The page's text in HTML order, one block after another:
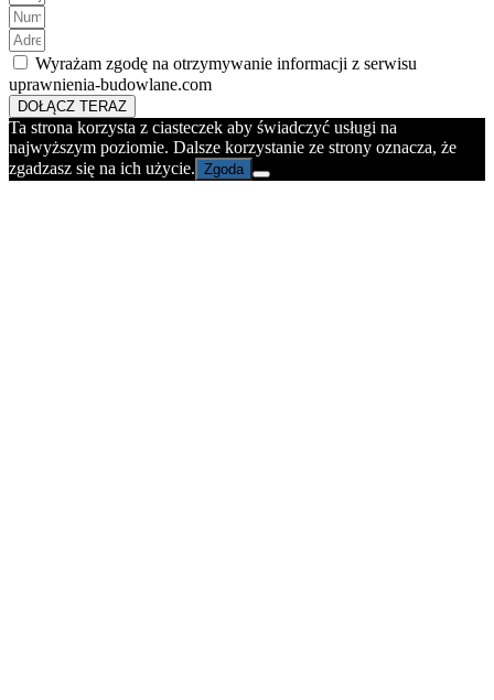
Wyrażam zgodę na otrzymywanie informacji z serwisu
uprawnienia-budowlane.com
DOŁĄCZ TERAZ
Ta strona korzysta z ciasteczek aby świadczyć usługi na
najwyższym poziomie. Dalsze korzystanie ze strony oznacza, że
zgadzasz się na ich użycie. Zgoda